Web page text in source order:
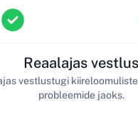
Reaalajas vestlus
vestlustugi
probleemide jaoks.